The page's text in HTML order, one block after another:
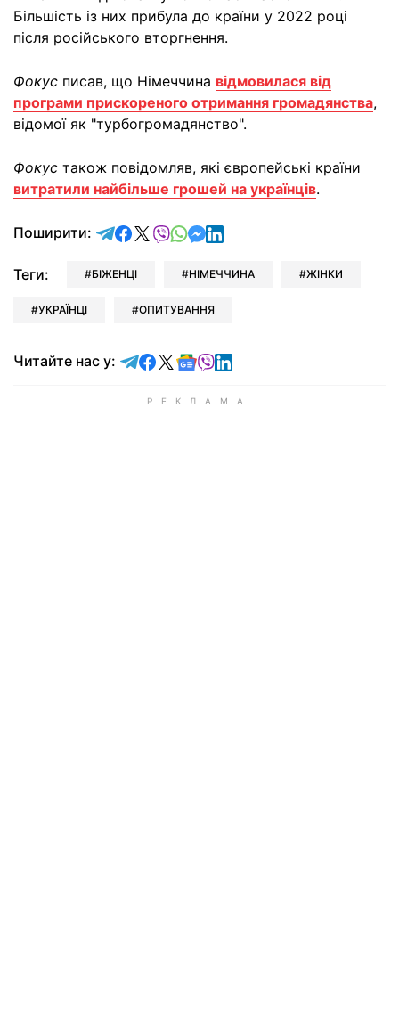
Більшість із них прибула до країни у 2022 році
після російського вторгнення.
Фокус писав, що Німеччина відмовилася від
програми прискореного отримання громадянства,
відомої як "турбогромадянство".
Фокус також повідомляв, які європейські країни
витратили найбільше грошей на українців.
Поширити: відправити у Telegram
поділитись у Facebook
поділитись у X
відправити у Viber
відправити у Whatsapp
відправити у Messenger
відправити у LinkedIn
Теги: БІЖЕНЦІ НІМЕЧЧИНА ЖІНКИ
УКРАЇНЦІ ОПИТУВАННЯ
Читайте нас у: Читайте у Telegram
Читайте у Facebook
Читайте у X
Читайте у Google news
Читайте у Viber
Читайте у LinkedIn